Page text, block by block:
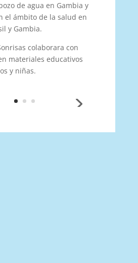
de agua en Gambia y
el ámbito de la salud en
y Gambia.
colaborara con
materiales educativos
y niñas.